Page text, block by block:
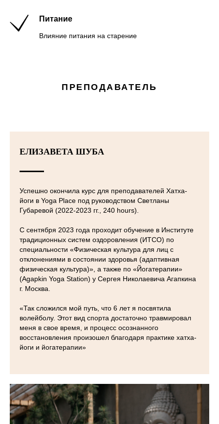
Питание
Влияние питания на старение
ПРЕПОДАВАТЕЛЬ
ЕЛИЗАВЕТА ШУБА
Успешно окончила курс для преподавателей Хатха-
йоги в Yoga Place под руководством Светланы
Губаревой (2022-2023 гг., 240 hours).
С сентября 2023 года проходит обучение в Институте
традиционных систем оздоровления (ИТСО) по
специальности «Физическая культура для лиц с
отклонениями в состоянии здоровья (адаптивная
физическая культура)», а также по «Йогатерапии»
(Agapkin Yoga Station) у Сергея Николаевича Агапкина
г. Москва.
«Так сложился мой путь, что 6 лет я посвятила
волейболу. Этот вид спорта достаточно травмировал
меня в свое время, и процесс осознанного
восcтановления произошел благодаря практике хатха-
йоги и йогатерапии»